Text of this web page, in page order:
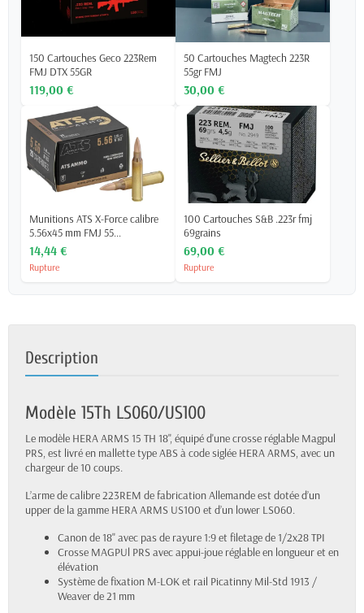
150 Cartouches Geco 223Rem
FMJ DTX 55GR
119,00 €
50 Cartouches Magtech 223R
55gr FMJ
30,00 €
Munitions ATS X-Force calibre
5.56x45 mm FMJ 55...
14,44 €
Rupture
100 Cartouches S&B .223r fmj
69grains
69,00 €
Rupture
Description
Modèle 15Th LS060/US100
Le modèle HERA ARMS 15 TH 18'', équipé d'une crosse réglable Magpul
PRS, est livré en mallette type ABS à code siglée HERA ARMS, avec un
chargeur de 10 coups.
L’arme de calibre 223REM de fabrication Allemande est dotée d’un
upper de la gamme HERA ARMS US100 et d’un lower LS060.
Canon de 18'' avec pas de rayure 1:9 et filetage de 1/2x28 TPI
Crosse MAGPUl PRS avec appui-joue réglable en longueur et en
élévation
Système de fixation M-LOK et rail Picatinny Mil-Std 1913 /
Weaver de 21 mm